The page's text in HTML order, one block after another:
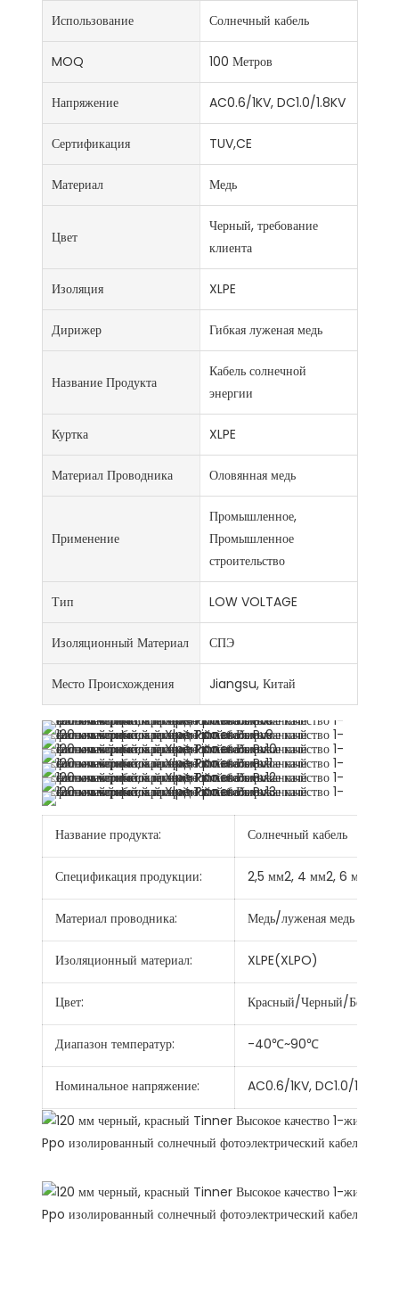
Использование Солнечный кабель
MOQ 100 Метров
Напряжение AC0.6/1KV, DC1.0/1.8KV
Сертификация TUV,CE
Материал Медь
Цвет
Черный, требование
клиента
Изоляция XLPE
Дирижер Гибкая луженая медь
Название Продукта
Кабель солнечной
энергии
Куртка XLPE
Материал Проводника Оловянная медь
Применение
Промышленное,
Промышленное
строительство
Тип LOW VOLTAGE
Изоляционный Материал СПЭ
Место Происхождения Jiangsu, Китай
Название продукта: Солнечный кабель
Спецификация продукции: 2,5 мм2, 4 мм2, 6 мм2,
Материал проводника: Медь/луженая медь
Изоляционный материал: XLPE(XLPO)
Цвет: Красный/Черный/Белый
Диапазон температур: -40℃~90℃
Номинальное напряжение: AC0.6/1KV, DC1.0/1.8KV